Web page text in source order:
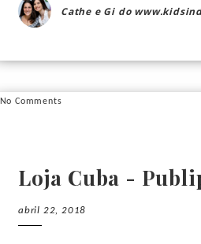
Cathe e Gi do
No Comments
Loja Cuba -
abril 22, 2018